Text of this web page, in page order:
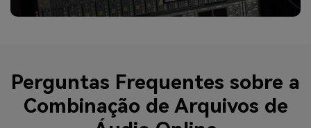
Perguntas Frequentes sobre a
Combinação de Arquivos de